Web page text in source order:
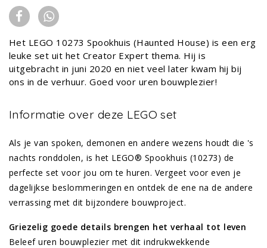
Het LEGO 10273 Spookhuis (Haunted House) is een erg
leuke set uit het Creator Expert thema. Hij is
uitgebracht in juni 2020 en niet veel later kwam hij bij
ons in de verhuur. Goed voor uren bouwplezier!
Informatie over deze LEGO set
Als je van spoken, demonen en andere wezens houdt die 's
nachts ronddolen, is het LEGO® Spookhuis (10273) de
perfecte set voor jou om te huren. Vergeet voor even je
dagelijkse beslommeringen en ontdek de ene na de andere
verrassing met dit bijzondere bouwproject.
Griezelig goede details brengen het verhaal tot leven
Beleef uren bouwplezier met dit indrukwekkende